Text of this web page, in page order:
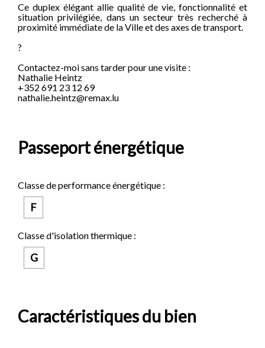
Ce duplex élégant allie qualité de vie, fonctionnalité et
situation privilégiée, dans un secteur très recherché à
proximité immédiate de la Ville et des axes de transport.
?
Contactez-moi sans tarder pour une visite :
Nathalie Heintz
+352 691 23 12 69
nathalie.heintz@remax.lu
Passeport énergétique
Classe de performance énergétique :
F
Classe d'isolation thermique :
G
Caractéristiques du bien